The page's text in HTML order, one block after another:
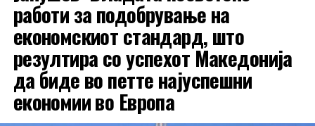
работи за подобрување на
економскиот стандард, што
резултира со успехот Македонија
да биде во петте најуспешни
економии во Европа